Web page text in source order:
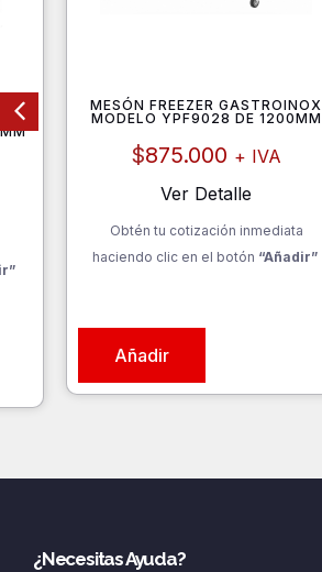
MESÓN FREEZER GASTROINOX
MODELO YPF9028 DE 1200MM
$875.000 + IVA
Ver Detalle
Obtén tu cotización inmediata
haciendo clic en el botón “Añadir”
Añadir
¿Necesitas Ayuda?